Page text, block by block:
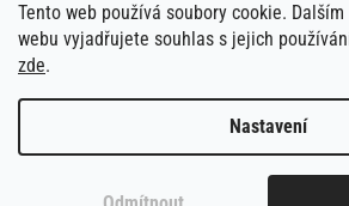
Tento web používá soubory cookie.
webu vyjadřujete souhlas s jejich
zde.
Nastavení